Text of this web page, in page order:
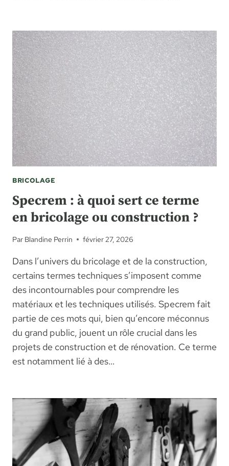
BRICOLAGE
Specrem : à quoi sert ce terme
en bricolage ou construction ?
Par Blandine Perrin février 27, 2026
Dans l’univers du bricolage et de la construction,
certains termes techniques s’imposent comme
des incontournables pour comprendre les
matériaux et les techniques utilisés. Specrem fait
partie de ces mots qui, bien qu’encore méconnus
du grand public, jouent un rôle crucial dans les
projets de construction et de rénovation. Ce terme
est notamment lié à des…